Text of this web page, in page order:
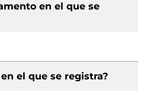
en el que se
el que se registra?